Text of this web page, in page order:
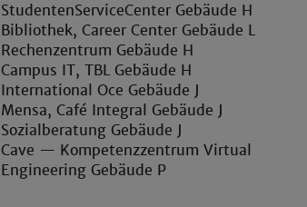
StudentenServiceCenter Gebäude H
Bibliothek, Career Center Gebäude L
Rechenzentrum Gebäude H
Campus IT, TBL Gebäude H
International Oce Gebäude J
Mensa, Café Integral Gebäude J
Sozialberatung Gebäude J
Cave — Kompetenzzentrum Virtual
Engineering Gebäude P